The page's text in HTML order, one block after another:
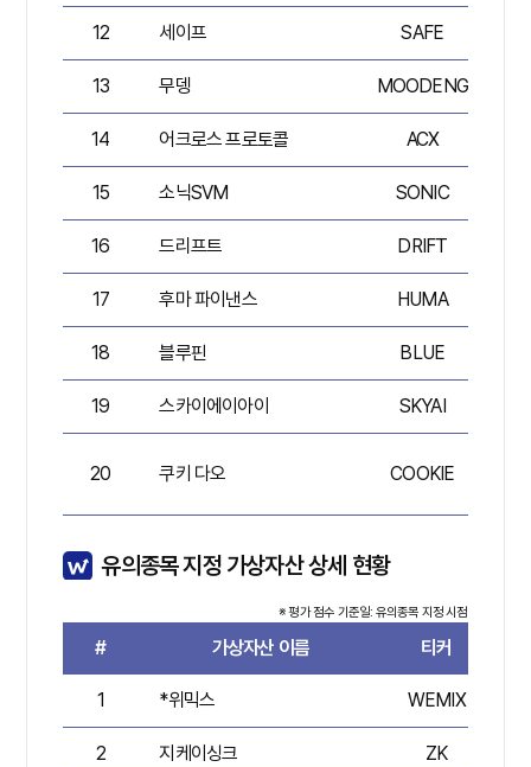
12 세이프 SAFE
13 무뎅 MOODENG
14 어크로스 프로토콜 ACX
15 소닉SVM SONIC
16 드리프트 DRIFT
17 후마 파이낸스 HUMA
18 블루핀 BLUE
19 스카이에이아이 SKYAI
20 쿠키 다오 COOKIE
유의종목 지정 가상자산 상세 현황
※ 평가 점수 기준일: 유의종목 지정 시점
# 가상자산 이름 티커
1 *위믹스 WEMIX
2 지케이싱크 ZK